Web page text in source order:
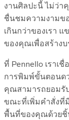
งานศิลปะนี้ ไม่ว่า
ชื่นชมความงามข
เกินกว่าของเรา
ของคุณเพื่อสร้างบ
ที่ Pennello เรา
การพิมพ์ขั้นตอนด
คุณสามารถยอมรั
ขณะที่เพิ่มคำสั่งที่
พื้นที่ของคุณด้วยชิ้